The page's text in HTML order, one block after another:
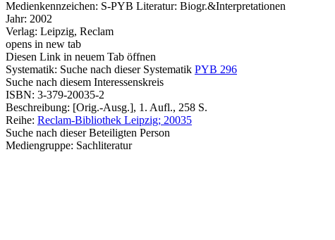
Medienkennzeichen: S-PYB Literatur: Biogr.&Interpretationen
Jahr: 2002
Verlag: Leipzig, Reclam
opens in new tab
Diesen Link in neuem Tab öffnen
Systematik: Suche nach dieser Systematik PYB 296
Suche nach diesem Interessenskreis
ISBN: 3-379-20035-2
Beschreibung: [Orig.-Ausg.], 1. Aufl., 258 S.
Reihe: Reclam-Bibliothek Leipzig; 20035
Suche nach dieser Beteiligten Person
Mediengruppe: Sachliteratur